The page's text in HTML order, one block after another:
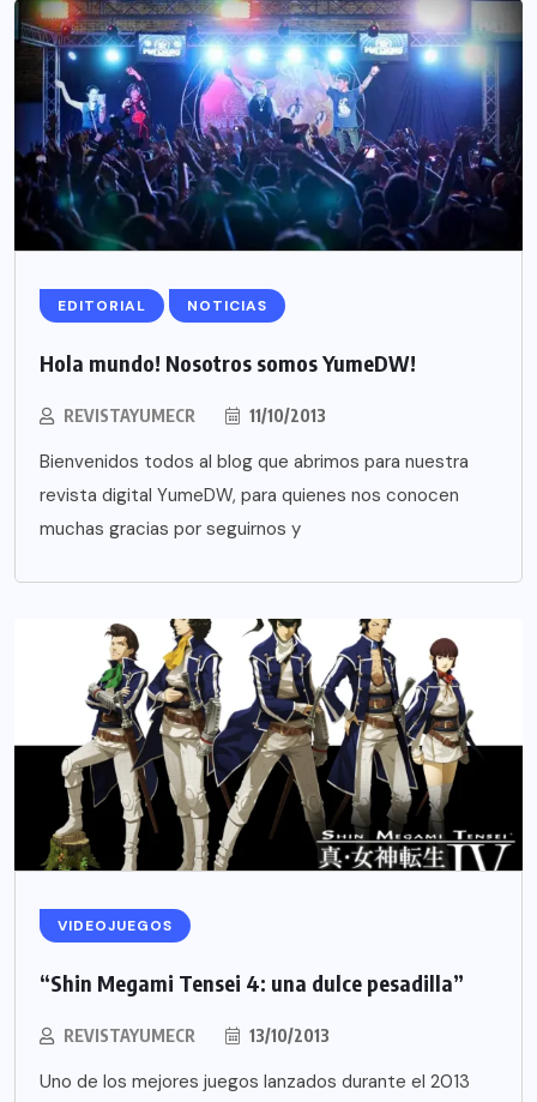
EDITORIAL NOTICIAS
Hola mundo! Nosotros somos YumeDW!
REVISTAYUMECR 11/10/2013
Bienvenidos todos al blog que abrimos para nuestra
revista digital YumeDW, para quienes nos conocen
muchas gracias por seguirnos y
VIDEOJUEGOS
“Shin Megami Tensei 4: una dulce pesadilla”
REVISTAYUMECR 13/10/2013
Uno de los mejores juegos lanzados durante el 2013